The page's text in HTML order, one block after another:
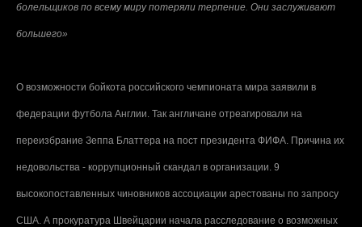
болельщиков по всему миру потеряли терпение. Они заслуживают
большего»
О возможности бойкота российского чемпионата мира заявили в
федерации футбола Англии. Так англичане отреагировали на
переизбрание Зеппа Блаттера на пост президента ФИФА. Причина их
недовольства - коррупционный скандал в организации. 9
высокопоставленных чиновников ассоциации арестованы по запросу
США. А прокуратура Швейцарии начала расследование о возможных